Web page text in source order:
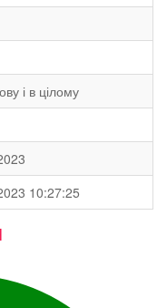
і в цілому
10:27:25